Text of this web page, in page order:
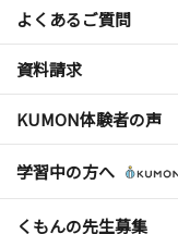
よくあるご質問
資料請求
KUMON体験者の声
学習中の方へ
くもんの先生募集